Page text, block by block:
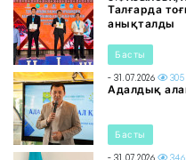
Талғарда
анықталды
Басты
- 31.07.2026 305
Адалдық
Басты
- 31.07.2026 346